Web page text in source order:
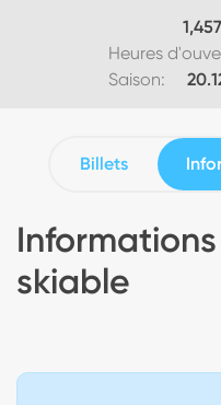
1,457
Heures
Saison:
skiable
Billets